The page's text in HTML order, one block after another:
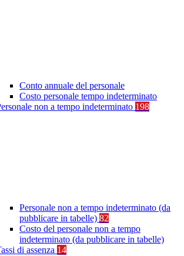
Conto annuale del personale
Costo personale tempo indeterminato
non a tempo indeterminato 198
Personale non a tempo indeterminato (da
pubblicare in tabelle) 82
Costo del personale non a tempo
indeterminato (da pubblicare in tabelle)
di assenza 14